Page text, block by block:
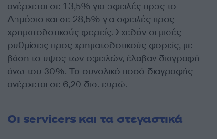
ανέρχεται σε 13,5% για οφειλές προς το
Δημόσιο και σε 28,5% για οφειλές προς
χρηματοδοτικούς φορείς. Σχεδόν οι μισές
ρυθμίσεις προς χρηματοδοτικούς φορείς, με
βάση το ύψος των οφειλών, έλαβαν διαγραφή
άνω του 30%. Το συνολικό ποσό διαγραφής
ανέρχεται σε 6,20 δισ. ευρώ.
Οι servicers και τα στεγαστικά